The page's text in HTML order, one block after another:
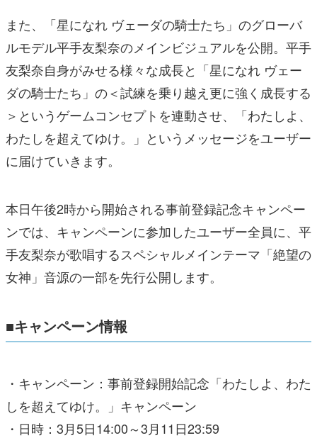
また、「星になれ ヴェーダの騎士たち」のグローバ
ルモデル平手友梨奈のメインビジュアルを公開。平手
友梨奈自身がみせる様々な成長と「星になれ ヴェー
ダの騎士たち」の＜試練を乗り越え更に強く成長する
＞というゲームコンセプトを連動させ、「わたしよ、
わたしを超えてゆけ。」というメッセージをユーザー
に届けていきます。
本日午後2時から開始される事前登録記念キャンペー
ンでは、キャンペーンに参加したユーザー全員に、平
手友梨奈が歌唱するスペシャルメインテーマ「絶望の
女神」音源の一部を先行公開します。
■キャンペーン情報
・キャンペーン：事前登録開始記念「わたしよ、わた
しを超えてゆけ。」キャンペーン
・日時：3月5日14:00～3月11日23:59